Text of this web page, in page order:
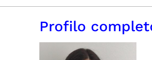
Profilo